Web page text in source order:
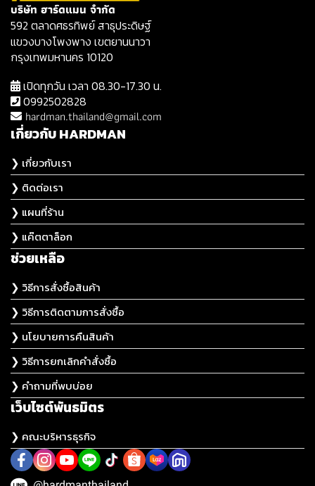
บริษัท ฮาร์ดแมน จำกัด
592 ตลาดศธรทิพย์ สาธุประดิษฐ์
แขวงบางโพงพาง เขตยานนาวา
กรุงเทพมหานคร 10120
เปิดทุกวัน เวลา 08.30-17.30 น.
0992502828
hardman.thailand@gmail.com
เกี่ยวกับ HARDMAN
❯ เกี่ยวกับเรา
❯ ติดต่อเรา
❯ แผนที่ร้าน
❯ แค๊ตตาล็อก
ช่วยเหลือ
❯ วิธีการสั่งซื้อสินค้า
❯ วิธีการติดตามการสั่งซื้อ
❯ นโยบายการคืนสินค้า
❯ วิธีการยกเลิกคำสั่งซื้อ
❯ คำถามที่พบบ่อย
เว็บไซต์พันธมิตร
❯ คณะบริหารธุรกิจ